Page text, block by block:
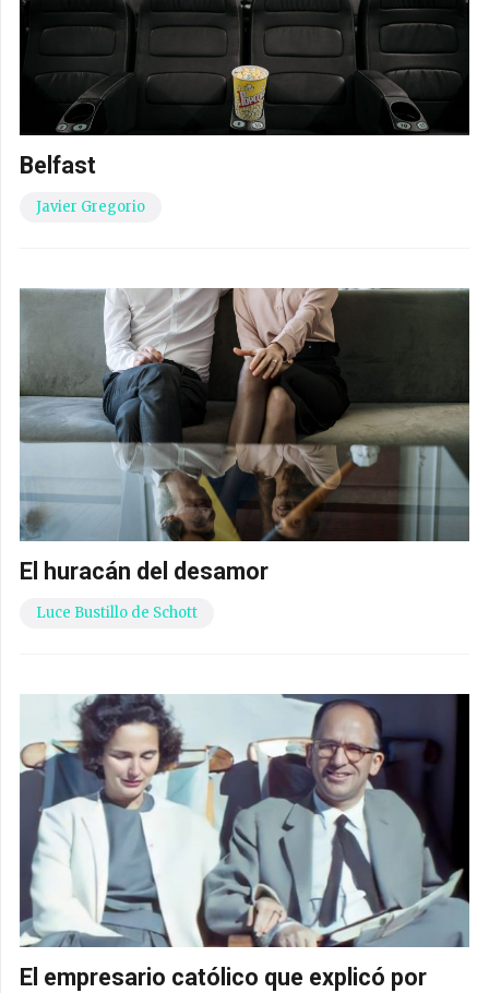
Belfast
Javier Gregorio
El huracán del desamor
Luce Bustillo de Schott
El empresario católico que explicó por